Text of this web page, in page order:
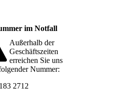
im Notfall
Außerhalb der
Geschäftszeiten
erreichen Sie uns
Nummer:
2712